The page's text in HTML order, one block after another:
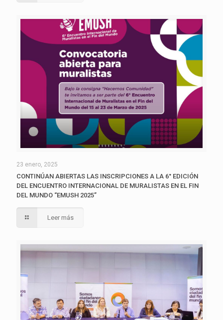
23 enero, 2025
CONTINÚAN ABIERTAS LAS INSCRIPCIONES A LA 6° EDICIÓN
DEL ENCUENTRO INTERNACIONAL DE MURALISTAS EN EL FIN
DEL MUNDO “EMUSH 2025”
Leer más